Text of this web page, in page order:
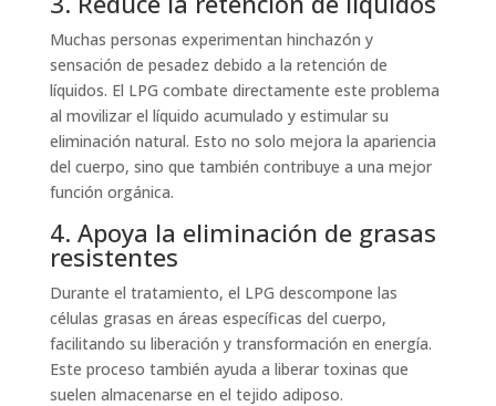
Muchas personas experimentan hinchazón y
sensación de pesadez debido a la retención de
líquidos. El LPG combate directamente este problema
al movilizar el líquido acumulado y estimular su
eliminación natural. Esto no solo mejora la apariencia
del cuerpo, sino que también contribuye a una mejor
función orgánica.
4. Apoya la eliminación de grasas
resistentes
Durante el tratamiento, el LPG descompone las
células grasas en áreas específicas del cuerpo,
facilitando su liberación y transformación en energía.
Este proceso también ayuda a liberar toxinas que
suelen almacenarse en el tejido adiposo.